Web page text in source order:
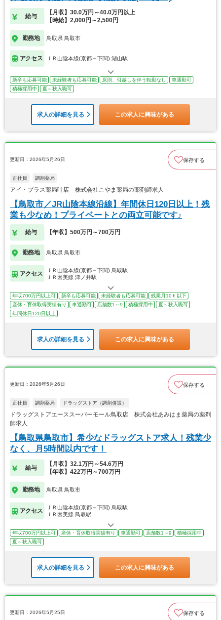
給与
【月収】30.0万円～40.0万円以上
【時給】2,000円～2,500円
勤務地 鳥取県 鳥取市
アクセス ＪＲ山陰本線(京都－下関) 湖山駅
新卒も応募可能 未経験者も応募可能 原則、引越しを伴う転勤なし
車通勤可
積極採用中
夏～秋入職可
求人の詳細を見る この求人に興味がある
更新日：2026年5月26日 保存する
正社員 調剤薬局
アイ・プラス薬局叶店 株式会社こやま薬局の薬剤師求人
【鳥取市／JR山陰本線沿線】年間休日120日以上！残
業も少なめ！プライベートとの両立可能です♪
給与 【年収】500万円～700万円
勤務地 鳥取県 鳥取市
アクセス
ＪＲ山陰本線(京都－下関) 鳥取駅
ＪＲ因美線 津ノ井駅
年収700万円以上可 新卒も応募可能 未経験者も応募可能
残業月10ｈ以下
産休・育休取得実績有り
車通勤可 店舗数1～9 積極採用中
夏～秋入職可
年間休日120日以上
求人の詳細を見る この求人に興味がある
更新日：2026年5月26日 保存する
正社員 調剤薬局 ドラッグストア（調剤併設）
ドラッグストアエーススーパーモール鳥取店 株式会社あみはま薬局の薬剤
師求人
【鳥取県鳥取市】希少なドラッグストア求人！残業少
なく、月5時間以内です！
給与
【月収】32.1万円～54.6万円
【年収】422万円～700万円
勤務地 鳥取県 鳥取市
アクセス
ＪＲ山陰本線(京都－下関) 鳥取駅
ＪＲ因美線 鳥取駅
年収700万円以上可 産休・育休取得実績有り 車通勤可 店舗数1～9
積極採用中
夏～秋入職可
求人の詳細を見る この求人に興味がある
更新日：2026年5月25日 保存する